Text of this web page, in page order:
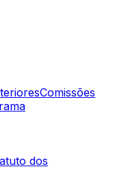
Comissões
dos